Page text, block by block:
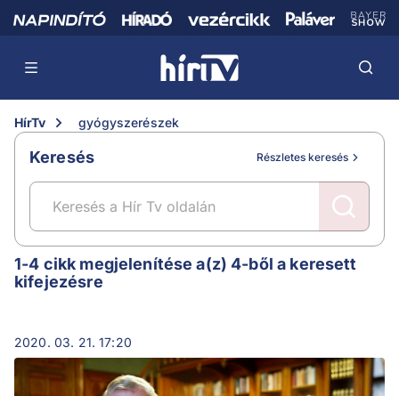
HírTv gyógyszerészek
Keresés Részletes keresés
gyógyszerészek
1-4 cikk megjelenítése a(z) 4-ből a keresett
kifejezésre
2020. 03. 21. 17:20